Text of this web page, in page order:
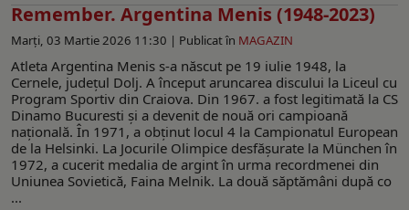
Remember. Argentina Menis (1948-2023)
Marți, 03 Martie 2026 11:30 | Publicat în MAGAZIN
Atleta Argentina Menis s-a născut pe 19 iulie 1948, la
Cernele, județul Dolj. A început aruncarea discului la Liceul cu
Program Sportiv din Craiova. Din 1967. a fost legitimată la CS
Dinamo Bucuresti și a devenit de nouă ori campioană
națională. În 1971, a obținut locul 4 la Campionatul European
de la Helsinki. La Jocurile Olimpice desfășurate la München în
1972, a cucerit medalia de argint în urma recordmenei din
Uniunea Sovietică, Faina Melnik. La două săptămâni după co
...